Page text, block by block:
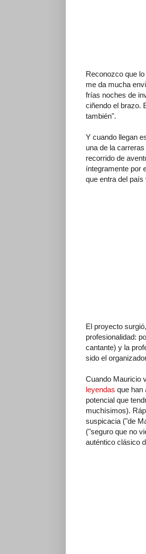
Reconozco que
me da mucha
frías noches de
ciñendo el brazo.
también".
Y cuando llegan
una de la
recorrido de
íntegramente por
que entra del
El proyecto
profesionalidad:
cantante) y la
sido el
Cuando Mauricio
leyendas que han
potencial que
muchísimos).
suspicacia ("de
("seguro que no
auténtico clásico